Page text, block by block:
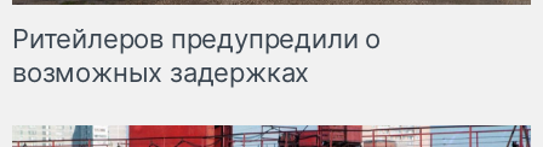
Ритейлеров предупредили о
возможных задержках